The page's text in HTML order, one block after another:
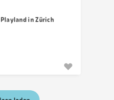
in Zürich